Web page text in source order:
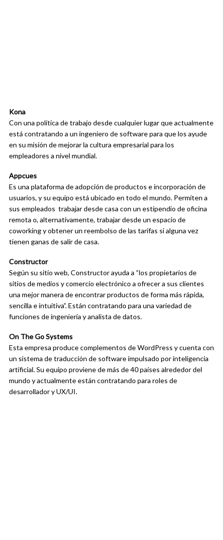
Kona
Con una política de trabajo desde cualquier lugar que actualmente
está contratando a un ingeniero de software para que los ayude
en su misión de mejorar la cultura empresarial para los
empleadores a nivel mundial.
Appcues
Es una plataforma de adopción de productos e incorporación de
usuarios, y su equipo está ubicado en todo el mundo. Permiten a
sus empleados trabajar desde casa con un estipendio de oficina
remota o, alternativamente, trabajar desde un espacio de
coworking y obtener un reembolso de las tarifas si alguna vez
tienen ganas de salir de casa.
Constructor
Según su sitio web, Constructor ayuda a “los propietarios de
sitios de medios y comercio electrónico a ofrecer a sus clientes
una mejor manera de encontrar productos de forma más rápida,
sencilla e intuitiva”. Están contratando para una variedad de
funciones de ingeniería y analista de datos.
On The Go Systems
Esta empresa produce complementos de WordPress y cuenta con
un sistema de traducción de software impulsado por inteligencia
artificial. Su equipo proviene de más de 40 países alrededor del
mundo y actualmente están contratando para roles de
desarrollador y UX/UI.